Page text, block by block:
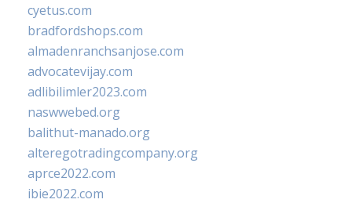
cyetus.com
bradfordshops.com
almadenranchsanjose.com
advocatevijay.com
adlibilimler2023.com
naswwebed.org
balithut-manado.org
alteregotradingcompany.org
aprce2022.com
ibie2022.com